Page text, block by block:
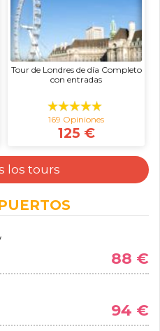
Tour de Londres de día Completo
con entradas
169 Opiniones
125 €
los tours
88 €
94 €